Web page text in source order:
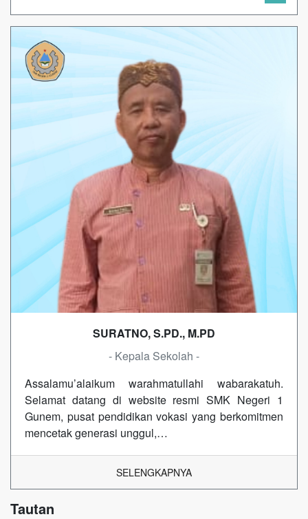
SURATNO, S.PD., M.PD
- Kepala Sekolah -
Assalamu’alaikum warahmatullahi wabarakatuh.
Selamat datang di website resmi SMK Negeri 1
Gunem, pusat pendidikan vokasi yang berkomitmen
mencetak generasi unggul,…
SELENGKAPNYA
Tautan